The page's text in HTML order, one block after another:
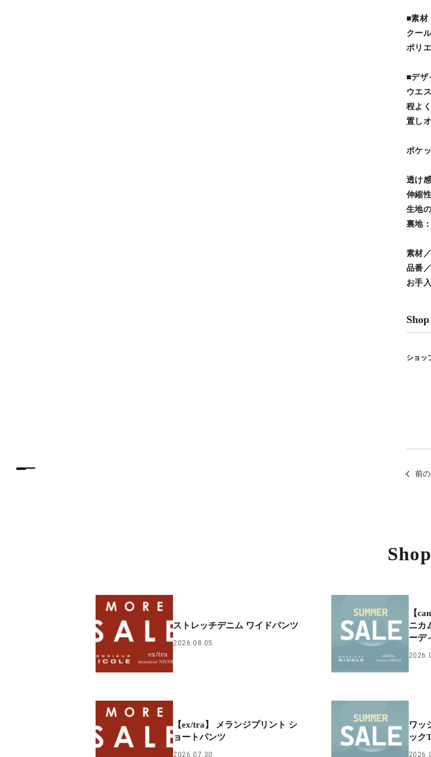
■素材
クー
ポリ
■デザ
ウエ
程よ
置し
ポケ
透け
伸縮
生地
裏地
素材
品番
お手
ショッ
前
ストレッチデニム ワイドパンツ
2026.08.05
【
ニカ
ーデ
【ex/tra】 メランジプリント シ
ョートパンツ
2026.07.30
ワッ
ック